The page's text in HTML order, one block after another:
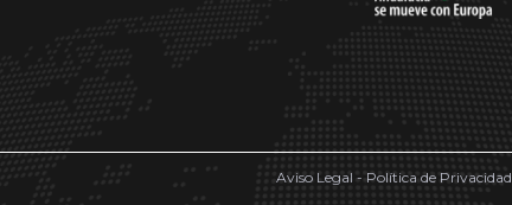
Aviso Legal - Política de Privacidad